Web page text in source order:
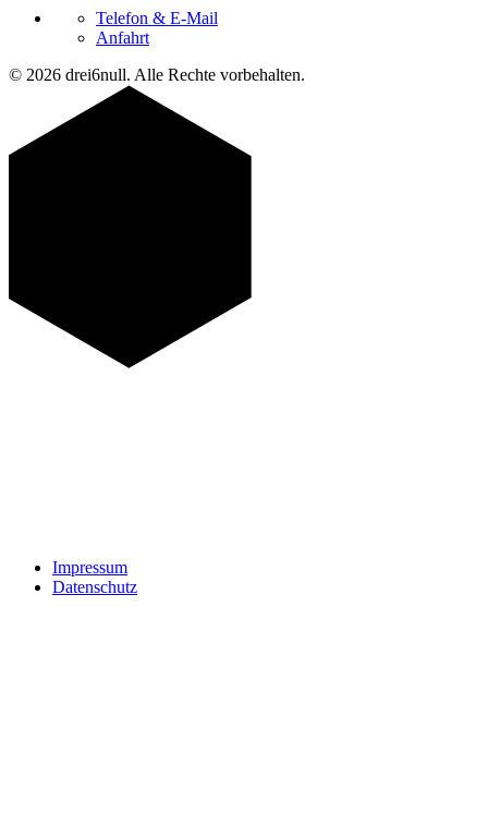
Telefon & E-Mail
Anfahrt
© 2026 drei6null. Alle Rechte vorbehalten.
Impressum
Datenschutz